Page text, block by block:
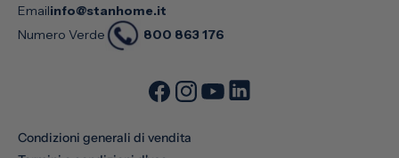
Emailinfo@stanhome.it
Numero Verde
800 863 176
Condizioni generali di vendita